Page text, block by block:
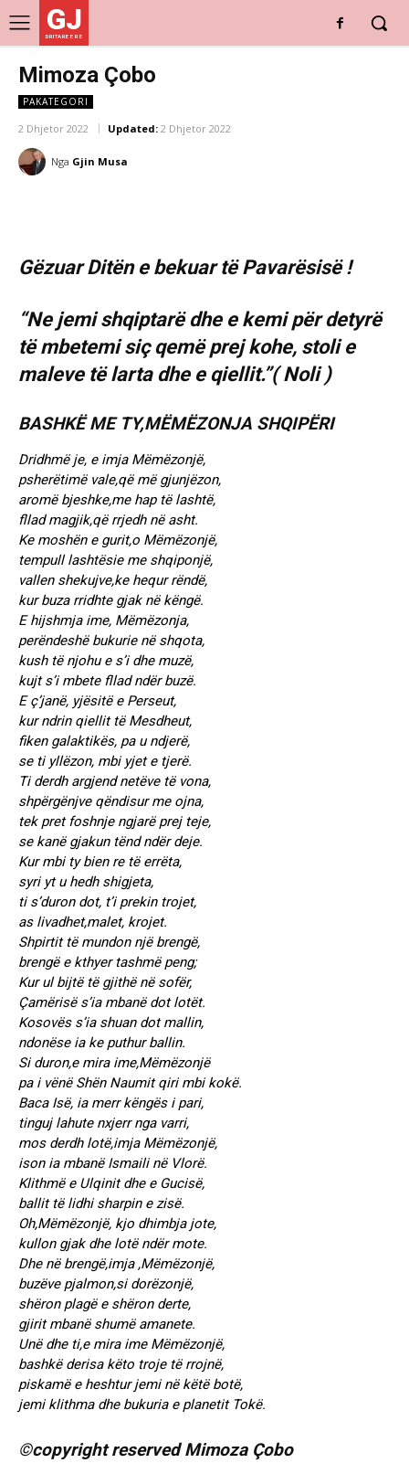
GJ
DRITARE E RE
Mimoza Çobo
PAKATEGORI
2 Dhjetor 2022 Updated: 2 Dhjetor 2022
Nga Gjin Musa
Gëzuar Ditën e bekuar të Pavarësisë !
“Ne jemi shqiptarë dhe e kemi për detyrë
të mbetemi siç qemë prej kohe, stoli e
maleve të larta dhe e qiellit.”( Noli )
BASHKË ME TY,MËMËZONJA SHQIPËRI
Dridhmë je, e imja Mëmëzonjë,
psherëtimë vale,që më gjunjëzon,
aromë bjeshke,me hap të lashtë,
fllad magjik,që rrjedh në asht.
Ke moshën e gurit,o Mëmëzonjë,
tempull lashtësie me shqiponjë,
vallen shekujve,ke hequr rëndë,
kur buza rridhte gjak në këngë.
E hijshmja ime, Mëmëzonja,
perëndeshë bukurie në shqota,
kush të njohu e s’i dhe muzë,
kujt s’i mbete fllad ndër buzë.
E ç’janë, yjësitë e Perseut,
kur ndrin qiellit të Mesdheut,
fiken galaktikës, pa u ndjerë,
se ti yllëzon, mbi yjet e tjerë.
Ti derdh argjend netëve të vona,
shpërgënjve qëndisur me ojna,
tek pret foshnje ngjarë prej teje,
se kanë gjakun tënd ndër deje.
Kur mbi ty bien re të errëta,
syri yt u hedh shigjeta,
ti s’duron dot, t’i prekin trojet,
as livadhet,malet, krojet.
Shpirtit të mundon një brengë,
brengë e kthyer tashmë peng;
Kur ul bijtë të gjithë në sofër,
Çamërisë s’ia mbanë dot lotët.
Kosovës s’ia shuan dot mallin,
ndonëse ia ke puthur ballin.
Si duron,e mira ime,Mëmëzonjë
pa i vënë Shën Naumit qiri mbi kokë.
Baca Isë, ia merr këngës i pari,
tinguj lahute nxjerr nga varri,
mos derdh lotë,imja Mëmëzonjë,
ison ia mbanë Ismaili në Vlorë.
Klithmë e Ulqinit dhe e Gucisë,
ballit të lidhi sharpin e zisë.
Oh,Mëmëzonjë, kjo dhimbja jote,
kullon gjak dhe lotë ndër mote.
Dhe në brengë,imja ,Mëmëzonjë,
buzëve pjalmon,si dorëzonjë,
shëron plagë e shëron derte,
gjirit mbanë shumë amanete.
Unë dhe ti,e mira ime Mëmëzonjë,
bashkë derisa këto troje të rrojnë,
piskamë e heshtur jemi në këtë botë,
jemi klithma dhe bukuria e planetit Tokë.
©copyright reserved Mimoza Çobo